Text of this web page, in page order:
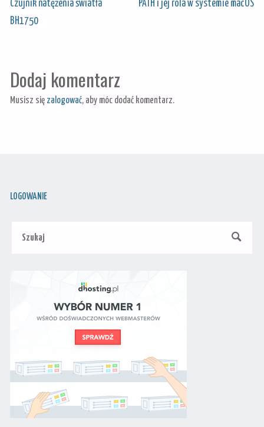
Czujnik natężenia światła
BH1750
PATH i jej rola w systemie macOS
Dodaj komentarz
Musisz się zalogować, aby móc dodać komentarz.
LOGOWANIE
SZUKAJ